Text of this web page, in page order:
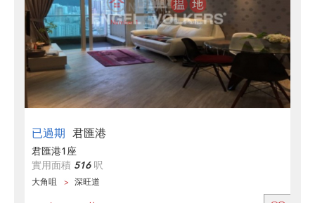
已過期 君匯港
君匯港1座
實用面積 516呎
大角咀 深旺道